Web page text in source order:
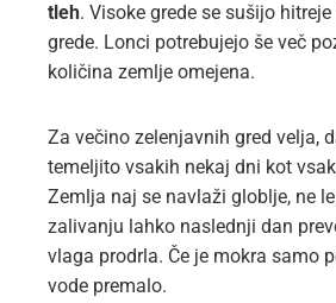
tleh. Visoke grede se sušijo
grede. Lonci potrebujejo še več
količina zemlje omejena.
Za večino zelenjavnih gred velja,
temeljito vsakih nekaj dni kot
Zemlja naj se navlaži globlje, ne
zalivanju lahko naslednji dan
vlaga prodrla. Če je mokra samo
vode premalo.